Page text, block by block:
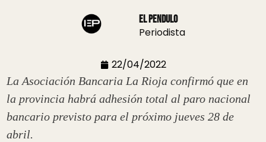
El Pendulo
Periodista
22/04/2022
La Asociación Bancaria La Rioja confirmó que en
la provincia habrá adhesión total al paro nacional
bancario previsto para el próximo jueves 28 de
abril.